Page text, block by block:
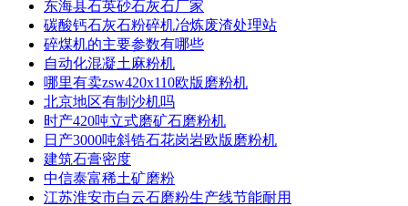
东海县石英砂石灰石厂家
碳酸钙石灰石粉碎机冶炼废渣处理站
碎煤机的主要参数有哪些
自动化混凝土麻粉机
哪里有卖zsw420x110欧版磨粉机
北京地区有制沙机吗
时产420吨立式磨矿石磨粉机
日产3000吨斜锆石花岗岩欧版磨粉机
建筑石膏密度
中信泰富稀土矿磨粉
江苏淮安市白云石磨粉生产线节能耐用